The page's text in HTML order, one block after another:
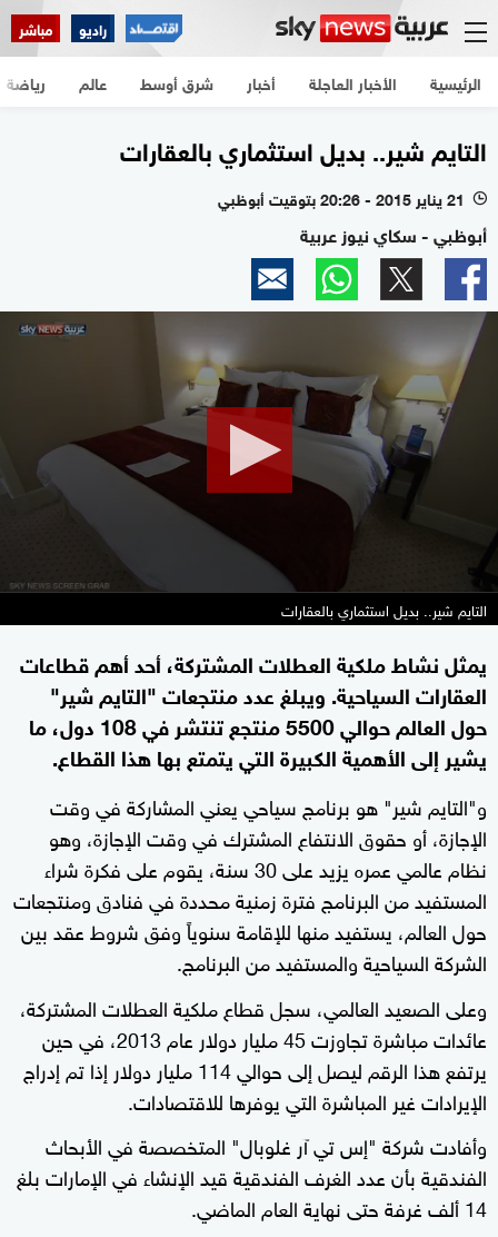
راديو مباشر
الرئيسية الأخبار العاجلة أخبار شرق أوسط عالم رياضة
التايم شير.. بديل استثماري بالعقارات
l 21 يناير 2015 - 20:26 بتوقيت أبوظبي
أبوظبي - سكاي نيوز عربية
seconds
التايم شير.. بديل استثماري بالعقارات
يمثل نشاط ملكية العطلات المشتركة، أحد أهم قطاعات
العقارات السياحية. ويبلغ عدد منتجعات "التايم شير"
حول العالم حوالي 5500 منتجع تنتشر في 108 دول، ما
يشير إلى الأهمية الكبيرة التي يتمتع بها هذا القطاع.
و"التايم شير" هو برنامج سياحي يعني المشاركة في وقت
الإجازة، أو حقوق الانتفاع المشترك في وقت الإجازة، وهو
نظام عالمي عمره يزيد على 30 سنة، يقوم على فكرة شراء
المستفيد من البرنامج فترة زمنية محددة في فنادق ومنتجعات
حول العالم، يستفيد منها للإقامة سنوياً وفق شروط عقد بين
الشركة السياحية والمستفيد من البرنامج.
وعلى الصعيد العالمي، سجل قطاع ملكية العطلات المشتركة،
عائدات مباشرة تجاوزت 45 مليار دولار عام 2013، في حين
يرتفع هذا الرقم ليصل إلى حوالي 114 مليار دولار إذا تم إدراج
الإيرادات غير المباشرة التي يوفرها للاقتصادات.
وأفادت شركة "إس تي آر غلوبال" المتخصصة في الأبحاث
الفندقية بأن عدد الغرف الفندقية قيد الإنشاء في الإمارات بلغ
14 ألف غرفة حتى نهاية العام الماضي.